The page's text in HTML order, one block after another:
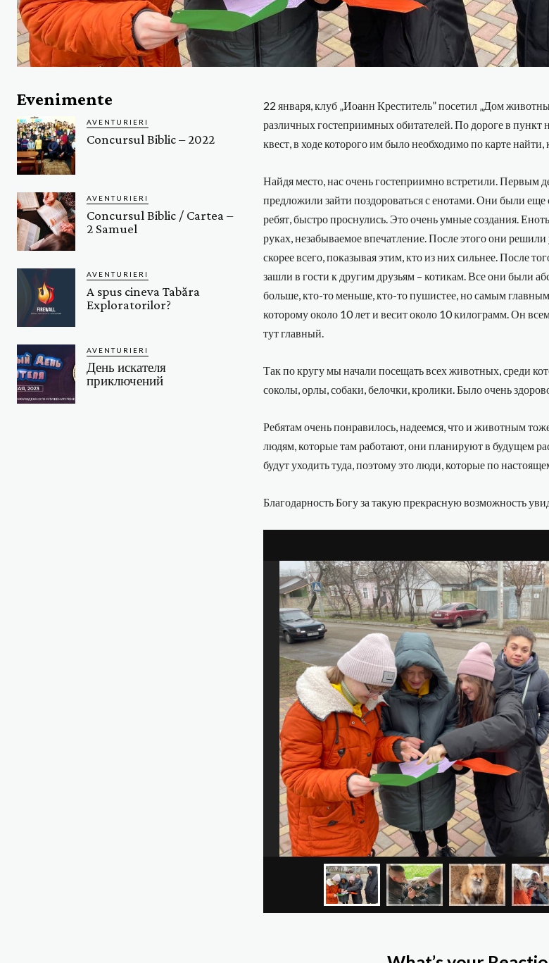
Evenimente
AVENTURIERI
Concursul Biblic – 2022
AVENTURIERI
Concursul Biblic / Cartea –
2 Samuel
AVENTURIERI
A spus cineva Tabăra
Exploratorilor?
AVENTURIERI
День искателя
приключений
22 января, клуб „Иоанн Креститель” посетил „Дом
различных гостеприимных обитателей. По дороге в пункт
квест, в ходе которого им было необходимо по карте найти,
Найдя место, нас очень гостеприимно встретили. Первым
предложили зайти поздороваться с енотами. Они были
ребят, быстро проснулись. Это очень умные создания.
руках, незабываемое впечатление. После этого они решили
скорее всего, показывая этим, кто из них сильнее. После
зашли в гости к другим друзьям – котикам. Все они были
больше, кто-то меньше, кто-то пушистее, но самым главным
которому около 10 лет и весит около 10 килограмм. Он
тут главный.
Так по кругу мы начали посещать всех животных, среди
соколы, орлы, собаки, белочки, кролики. Было очень
Ребятам очень понравилось, надеемся, что и животным
людям, которые там работают, они планируют в будущем
будут уходить туда, поэтому это люди, которые по
Благодарность Богу за такую прекрасную возможность